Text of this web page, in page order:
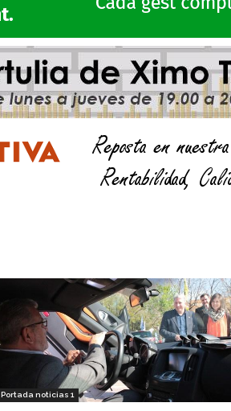
Portada noticias 1